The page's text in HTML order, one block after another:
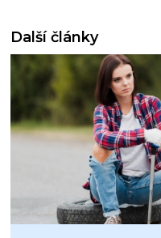
Další články